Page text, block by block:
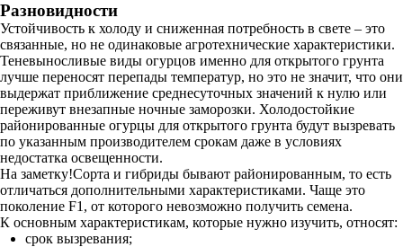
Разновидности
Устойчивость к холоду и сниженная потребность в свете – это
связанные, но не одинаковые агротехнические характеристики.
Теневыносливые виды огурцов именно для открытого грунта
лучше переносят перепады температур, но это не значит, что они
выдержат приближение среднесуточных значений к нулю или
переживут внезапные ночные заморозки. Холодостойкие
районированные огурцы для открытого грунта будут вызревать
по указанным производителем срокам даже в условиях
недостатка освещенности.
На заметку!Сорта и гибриды бывают районированным, то есть
отличаться дополнительными характеристиками. Чаще это
поколение F1, от которого невозможно получить семена.
К основным характеристикам, которые нужно изучить, относят:
срок вызревания;